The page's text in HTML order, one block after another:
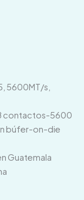
5600MT/s,
contactos-5600
búfer-on-die
Guatemala